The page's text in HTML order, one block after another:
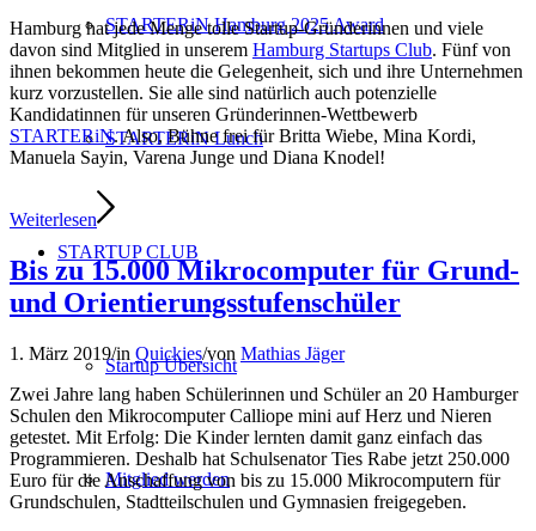
STARTERiN Hamburg 2025 Award
STARTERiN Lunch
STARTUP CLUB
Startup Übersicht
Mitglied werden
Hamburg hat jede Menge tolle Startup-Gründerinnen und viele
davon sind Mitglied in unserem Hamburg Startups Club. Fünf von
ihnen bekommen heute die Gelegenheit, sich und ihre Unternehmen
kurz vorzustellen. Sie alle sind natürlich auch potenzielle
Kandidatinnen für unseren Gründerinnen-Wettbewerb
STARTERiN. Also, Bühne frei für Britta Wiebe, Mina Kordi,
Manuela Sayin, Varena Junge und Diana Knodel!
Weiterlesen
Bis zu 15.000 Mikrocomputer für Grund-
und Orientierungsstufenschüler
1. März 2019/in Quickies/von Mathias Jäger
Zwei Jahre lang haben Schülerinnen und Schüler an 20 Hamburger
Schulen den Mikrocomputer Calliope mini auf Herz und Nieren
getestet. Mit Erfolg: Die Kinder lernten damit ganz einfach das
Programmieren. Deshalb hat Schulsenator Ties Rabe jetzt 250.000
Euro für die Anschaffung von bis zu 15.000 Mikrocomputern für
Grundschulen, Stadtteilschulen und Gymnasien freigegeben.